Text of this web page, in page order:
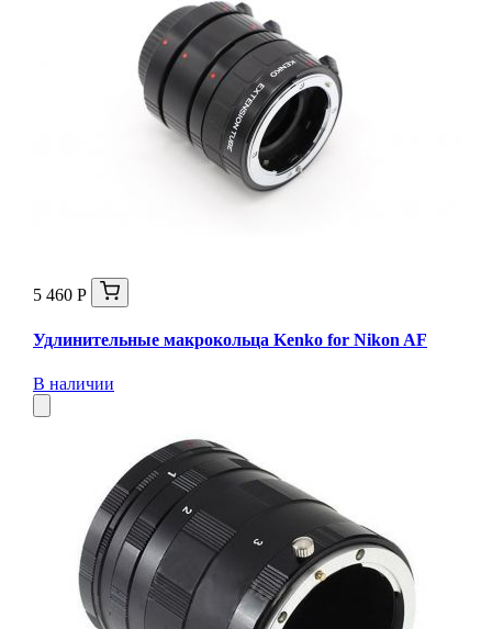
5 460 Р
Удлинительные макрокольца Kenko for Nikon AF
В наличии